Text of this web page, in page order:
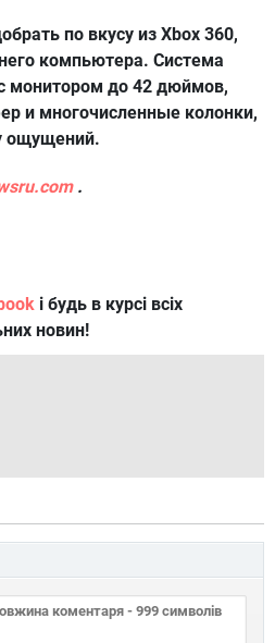
по вкусу из Xbox 360,
компьютера. Система
монитором до 42 дюймов,
и многочисленные колонки,
ощущений.
.
і будь в курсі всіх
новин!